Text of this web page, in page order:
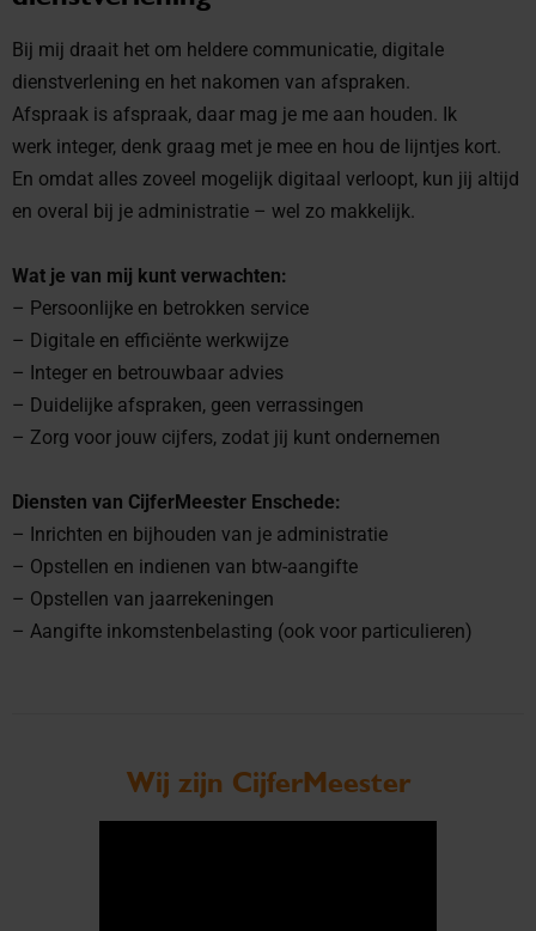
Bij mij draait het om heldere communicatie, digitale
dienstverlening en het nakomen van afspraken.
Afspraak is afspraak, daar mag je me aan houden. Ik
werk integer, denk graag met je mee en hou de lijntjes kort.
En omdat alles zoveel mogelijk digitaal verloopt, kun jij altijd
en overal bij je administratie – wel zo makkelijk.
Wat je van mij kunt verwachten:
– Persoonlijke en betrokken service
– Digitale en efficiënte werkwijze
– Integer en betrouwbaar advies
– Duidelijke afspraken, geen verrassingen
– Zorg voor jouw cijfers, zodat jij kunt ondernemen
Diensten van CijferMeester Enschede:
– Inrichten en bijhouden van je administratie
– Opstellen en indienen van btw-aangifte
– Opstellen van jaarrekeningen
– Aangifte inkomstenbelasting (ook voor particulieren)
Wij zijn CijferMeester